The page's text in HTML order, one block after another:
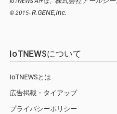
© 2015- R.GENE,Inc.
IoTNEWSについて
IoTNEWSとは
広告掲載・タイアップ
プライバシーポリシー